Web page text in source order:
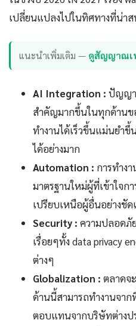
เปลี่ยนแปลงไปในทิศทางที่น่า
แนะนำเพิ่มเติม — ดูสัญญาณเ
AI Integration : ปัญญา
สำคัญมากขึ้นในทุกด้านข
ทำงานได้เร็วขึ้นแม่นยำ
ได้อย่างมาก
Automation : การทำง
มาตรฐานใหม่ผู้ที่เข้าใจก
เปรียบเหนือผู้อื่นอย่างชัด
Security : ความปลอดภั
เรื่อยๆทั้ง data privacy
ต่างๆ
Globalization : ตลาดจ
ด้านนี้สามารถทำงานจา
ตอบแทนจากบริษัทต่างป